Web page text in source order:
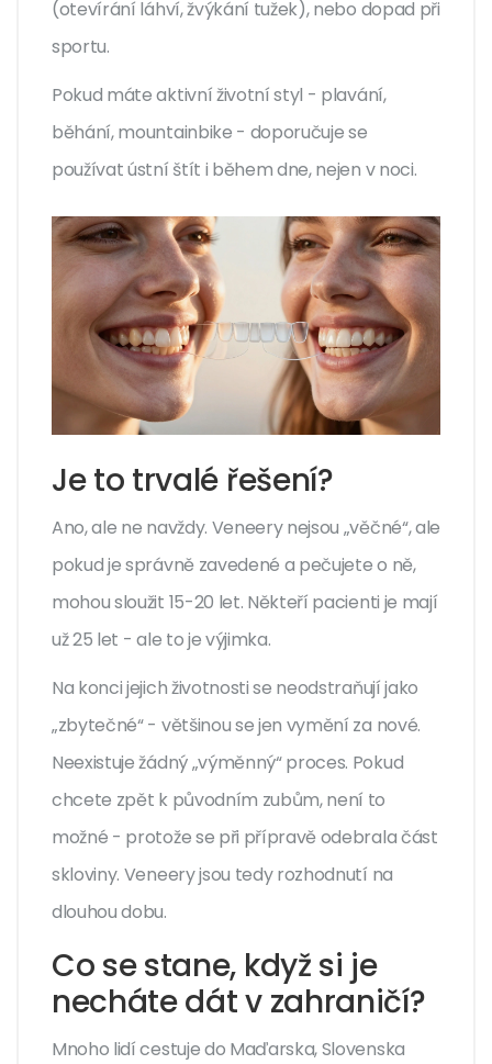
(otevírání láhví, žvýkání tužek), nebo dopad při
sportu.
Pokud máte aktivní životní styl - plavání,
běhání, mountainbike - doporučuje se
používat ústní štít i během dne, nejen v noci.
Je to trvalé řešení?
Ano, ale ne navždy. Veneery nejsou „věčné“, ale
pokud je správně zavedené a pečujete o ně,
mohou sloužit 15-20 let. Někteří pacienti je mají
už 25 let - ale to je výjimka.
Na konci jejich životnosti se neodstraňují jako
„zbytečné“ - většinou se jen vymění za nové.
Neexistuje žádný „výměnný“ proces. Pokud
chcete zpět k původním zubům, není to
možné - protože se při přípravě odebrala část
skloviny. Veneery jsou tedy rozhodnutí na
dlouhou dobu.
Co se stane, když si je
necháte dát v zahraničí?
Mnoho lidí cestuje do Maďarska, Slovenska